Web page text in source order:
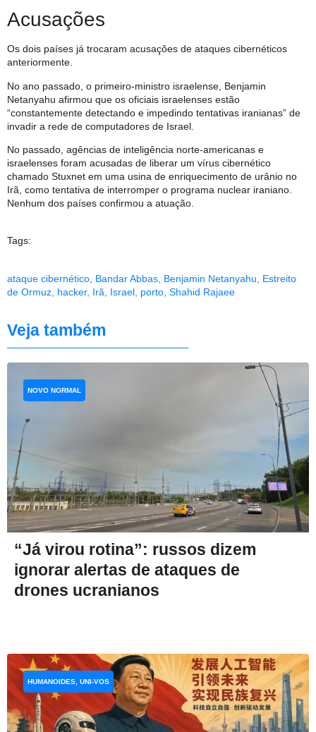
Acusações
Os dois países já trocaram acusações de ataques cibernéticos
anteriormente.
No ano passado, o primeiro-ministro israelense, Benjamin
Netanyahu afirmou que os oficiais israelenses estão
“constantemente detectando e impedindo tentativas iranianas” de
invadir a rede de computadores de Israel.
No passado, agências de inteligência norte-americanas e
israelenses foram acusadas de liberar um vírus cibernético
chamado Stuxnet em uma usina de enriquecimento de urânio no
Irã, como tentativa de interromper o programa nuclear iraniano.
Nenhum dos países confirmou a atuação.
Tags:
ataque cibernético Bandar Abbas Benjamin Netanyahu
Estreito
de Ormuz hacker, Irã Israel porto Shahid Rajaee
Veja também
“Já virou rotina”: russos dizem
ignorar alertas de ataques de
drones ucranianos
NOVO NORMAL
HUMANOIDES, UNI-VOS